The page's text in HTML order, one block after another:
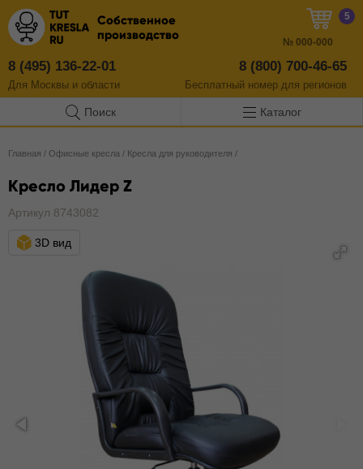
Собственное
производство
8 (495) 136-22-01
Для Москвы и области
8 (800) 700-46-65
Бесплатный номер для регионов
5
№ 000-000
Поиск Каталог
Главная / Офисные кресла / Кресла для руководителя /
Кресло Лидер Z
Артикул 8743082
3D вид